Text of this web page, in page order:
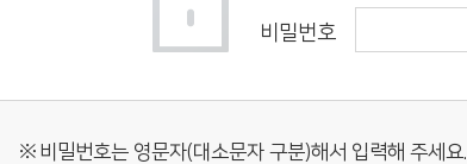
비밀번호
비밀번호는 영문자(대소문자 구분)해서 입력해 주세요.